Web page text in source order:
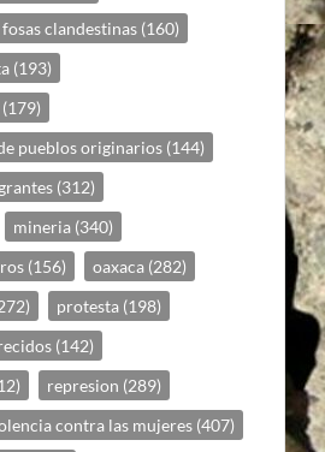
fosas clandestinas (160)
(193)
(179)
pueblos originarios (144)
(312)
mineria (340)
(156) oaxaca (282)
protesta (198)
(142)
represion (289)
contra las mujeres (407)